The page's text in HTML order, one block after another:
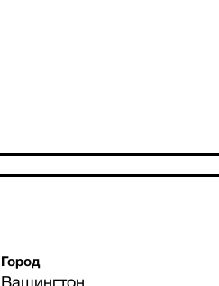
Город